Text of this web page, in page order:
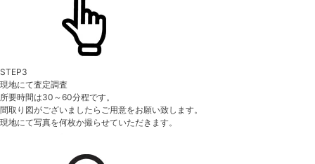
STEP3
現地にて査定調査
所要時間は30～60分程です。
間取り図がございましたらご用意をお願い致します。
現地にて写真を何枚か撮らせていただきます。